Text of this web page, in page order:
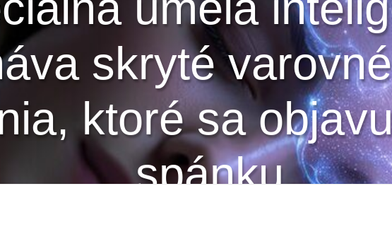
skryté
ktoré sa
spánku